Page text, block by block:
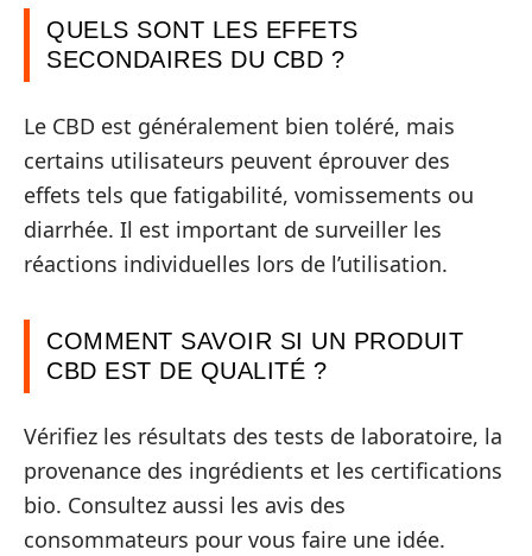
QUELS SONT LES EFFETS
SECONDAIRES DU CBD ?
Le CBD est généralement bien toléré, mais
certains utilisateurs peuvent éprouver des
effets tels que fatigabilité, vomissements ou
diarrhée. Il est important de surveiller les
réactions individuelles lors de l’utilisation.
COMMENT SAVOIR SI UN PRODUIT
CBD EST DE QUALITÉ ?
Vérifiez les résultats des tests de laboratoire, la
provenance des ingrédients et les certifications
bio. Consultez aussi les avis des
consommateurs pour vous faire une idée.